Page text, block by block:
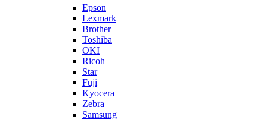
Epson
Lexmark
Brother
Toshiba
OKI
Ricoh
Star
Fuji
Kyocera
Zebra
Samsung